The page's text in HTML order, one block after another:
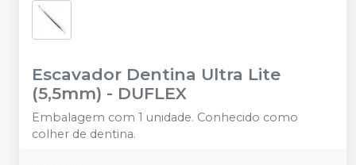
Escavador Dentina Ultra Lite
(5,5mm) - DUFLEX
Embalagem com 1 unidade. Conhecido como
colher de dentina.